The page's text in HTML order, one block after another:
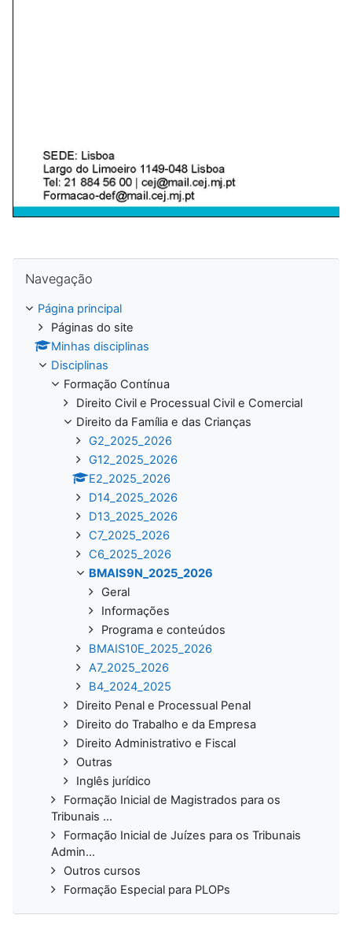
Navegação
Página principal
Páginas do site
Minhas disciplinas
Disciplinas
Formação Contínua
Direito Civil e Processual Civil e Comercial
Direito da Família e das Crianças
G2_2025_2026
G12_2025_2026
E2_2025_2026
D14_2025_2026
D13_2025_2026
C7_2025_2026
C6_2025_2026
BMAIS9N_2025_2026
Geral
Informações
Programa e conteúdos
BMAIS10E_2025_2026
A7_2025_2026
B4_2024_2025
Direito Penal e Processual Penal
Direito do Trabalho e da Empresa
Direito Administrativo e Fiscal
Outras
Inglês jurídico
Formação Inicial de Magistrados para os
Tribunais ...
Formação Inicial de Juízes para os Tribunais
Admin...
Outros cursos
Formação Especial para PLOPs